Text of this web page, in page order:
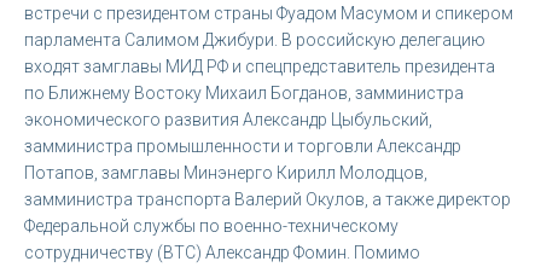
встречи с президентом страны Фуадом Масумом и спикером
парламента Салимом Джибури. В российскую делегацию
входят замглавы МИД РФ и спецпредставитель президента
по Ближнему Востоку Михаил Богданов, замминистра
экономического развития Александр Цыбульский,
замминистра промышленности и торговли Александр
Потапов, замглавы Минэнерго Кирилл Молодцов,
замминистра транспорта Валерий Окулов, а также директор
Федеральной службы по военно-техническому
сотрудничеству (ВТС) Александр Фомин. Помимо